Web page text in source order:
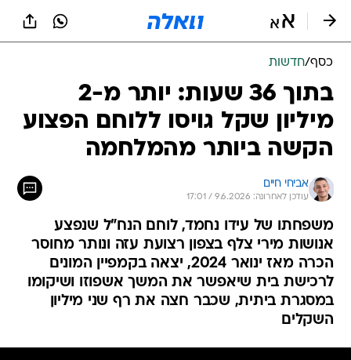
כסף/חדשות
בתוך 36 שעות: יותר מ-2
מיליון שקל גויסו ללוחם הפצוע
הקשה ביותר מהמלחמה
אביחי חיים
עודכן לאחרונה: 9.6.2026 / 17:01
משפחתו של עידו נחמד, לוחם הנח"ל שנפצע
אנושות מירי צלף בצפון רצועת עזה ונותר מחוסר
הכרה מאז ינואר 2024, יצאה בקמפיין המונים
לרכישת בית שיאפשר את המשך אשפוזו ושיקומו
במסגרת ביתית, שכבר חצה את רף שני מיליון
השקלים